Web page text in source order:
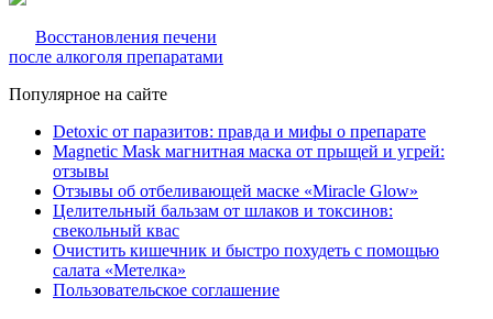
Восстановления печени
после алкоголя препаратами
Популярное на сайте
Detoxic от паразитов: правда и мифы о препарате
Magnetic Mask магнитная маска от прыщей и угрей:
отзывы
Отзывы об отбеливающей маске «Miracle Glow»
Целительный бальзам от шлаков и токсинов:
свекольный квас
Очистить кишечник и быстро похудеть с помощью
салата «Метелка»
Пользовательское соглашение